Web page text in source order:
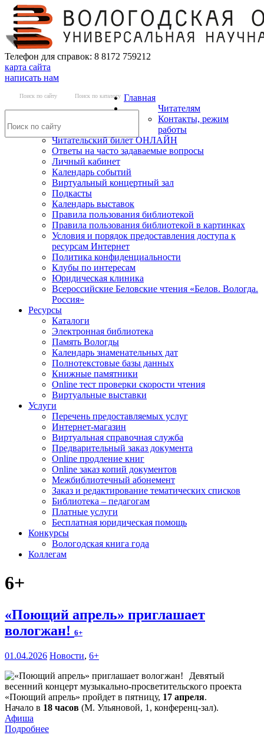
Телефон для справок: 8 8172 759212
карта сайта
написать нам
Поиск по сайту Поиск по каталогу Главная
Читателям
Контакты, режим
работы
Читательский билет ОНЛАЙН
Ответы на часто задаваемые вопросы
Личный кабинет
Календарь событий
Виртуальный концертный зал
Подкасты
Календарь выставок
Правила пользования библиотекой
Правила пользования библиотекой в картинках
Условия и порядок предоставления доступа к
ресурсам Интернет
Политика конфиденциальности
Клубы по интересам
Юридическая клиника
Всероссийские Беловские чтения «Белов. Вологда.
Россия»
Ресурсы
Каталоги
Электронная библиотека
Память Вологды
Календарь знаменательных дат
Полнотекстовые базы данных
Книжные памятники
Online тест проверки скорости чтения
Виртуальные выставки
Услуги
Перечень предоставляемых услуг
Интернет-магазин
Виртуальная справочная служба
Предварительный заказ документа
Online продление книг
Online заказ копий документов
Межбиблиотечный абонемент
Заказ и редактирование тематических списков
Библиотека – педагогам
Платные услуги
Бесплатная юридическая помощь
Конкурсы
Вологодская книга года
Коллегам
6+
«Поющий апрель» приглашает
вологжан! 6+
01.04.2026 Новости, 6+
Девятый
весенний концерт музыкально-просветительского проекта
«Поющий апрель» пройдет в пятницу, 17 апреля.
Начало в 18 часов (М. Ульяновой, 1, конференц-зал).
Афиша
Подробнее